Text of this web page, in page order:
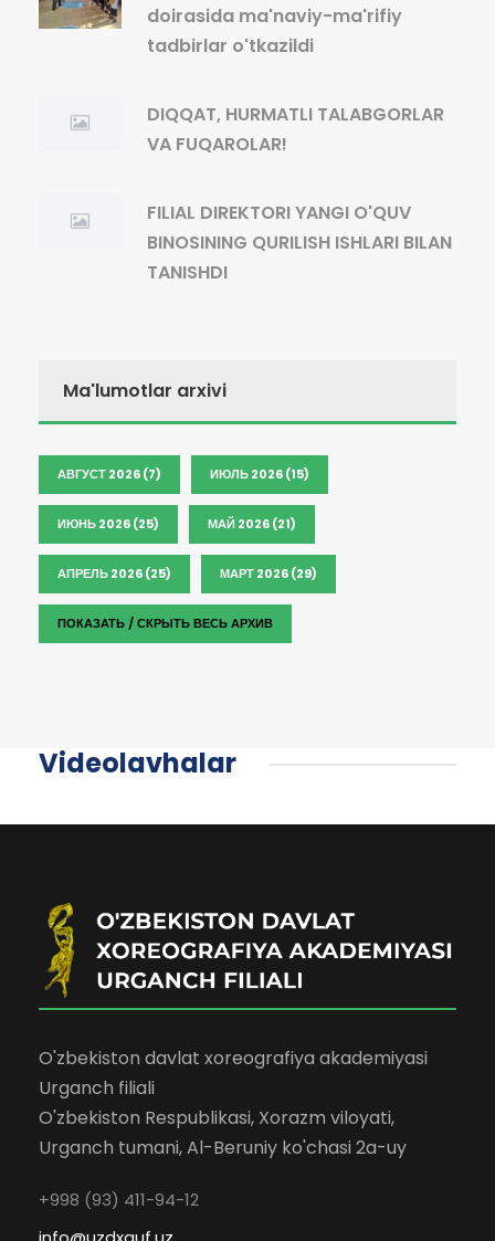
doirasida ma'naviy-ma'rifiy
tadbirlar o'tkazildi
DIQQAT, HURMATLI TALABGORLAR
VA FUQAROLAR!
FILIAL DIREKTORI YANGI O'QUV
BINOSINING QURILISH ISHLARI BILAN
TANISHDI
Ma'lumotlar arxivi
АВГУСТ 2026 (7) ИЮЛЬ 2026 (15)
ИЮНЬ 2026 (25) МАЙ 2026 (21)
АПРЕЛЬ 2026 (25) МАРТ 2026 (29)
ПОКАЗАТЬ / СКРЫТЬ ВЕСЬ АРХИВ
Videolavhalar
O'zbekiston davlat xoreografiya akademiyasi
Urganch filiali
O'zbekiston Respublikasi, Xorazm viloyati,
Urganch tumani, Al-Beruniy ko'chasi 2a-uy
+998 (93) 411-94-12